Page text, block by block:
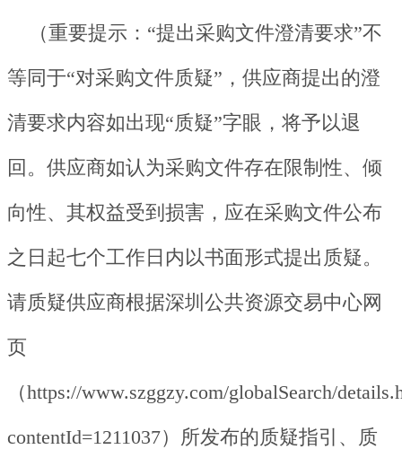
（重要提示：“提出采购文件澄清要求”不
等同于“对采购文件质疑”，供应商提出的澄
清要求内容如出现“质疑”字眼，将予以退
回。供应商如认为采购文件存在限制性、倾
向性、其权益受到损害，应在采购文件公布
之日起七个工作日内以书面形式提出质疑。
请质疑供应商根据深圳公共资源交易中心网
页
（https://www.szggzy.com/globalSearch/
contentId=1211037）所发布的质疑指引、质